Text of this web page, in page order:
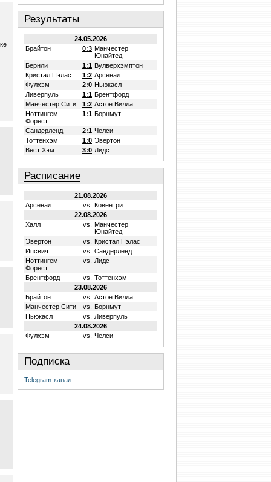
Результаты
24.05.2026
Брайтон
0:3 Манчестер
Юнайтед
Бернли
1:1 Вулверхэмптон
Кристал Пэлас
1:2 Арсенал
Фулхэм
2:0 Ньюкасл
Ливерпуль
1:1 Брентфорд
Манчестер Сити
1:2 Астон Вилла
Ноттингем
Форест
1:1 Борнмут
Сандерленд 2:1 Челси
Тоттенхэм
1:0 Эвертон
Вест Хэм
3:0 Лидс
Расписание
21.08.2026
Арсенал
vs.
Ковентри
22.08.2026
Халл
vs.
Манчестер
Юнайтед
Эвертон
vs.
Кристал Пэлас
Ипсвич
vs.
Сандерленд
Ноттингем
Форест
vs. Лидс
Брентфорд vs.
Тоттенхэм
23.08.2026
Брайтон
vs.
Астон Вилла
Манчестер Сити
vs.
Борнмут
Ньюкасл
vs.
Ливерпуль
24.08.2026
Фулхэм
vs. Челси
Подписка
Telegram-канал